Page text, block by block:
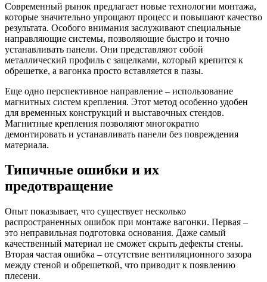
Современный рынок предлагает новые технологии монтажа,
которые значительно упрощают процесс и повышают качество
результата. Особого внимания заслуживают специальные
направляющие системы, позволяющие быстро и точно
устанавливать панели. Они представляют собой
металлический профиль с защелками, который крепится к
обрешетке, а вагонка просто вставляется в пазы.
Еще одно перспективное направление – использование
магнитных систем крепления. Этот метод особенно удобен
для временных конструкций и выставочных стендов.
Магнитные крепления позволяют многократно
демонтировать и устанавливать панели без повреждения
материала.
Типичные ошибки и их
предотвращение
Опыт показывает, что существует несколько
распространенных ошибок при монтаже вагонки. Первая –
это неправильная подготовка основания. Даже самый
качественный материал не сможет скрыть дефекты стены.
Вторая частая ошибка – отсутствие вентиляционного зазора
между стеной и обрешеткой, что приводит к появлению
плесени.